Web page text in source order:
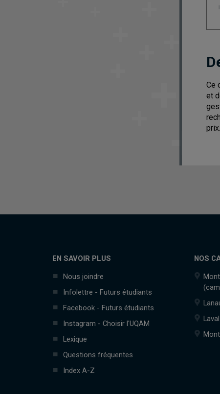
Ce
et
EN SAVOIR PLUS
Nous joindre
Infolettre - Futurs étudiants
Facebook - Futurs étudiants
Instagram - Choisir l'UQAM
Lexique
Questions fréquentes
Index A-Z
NOS
Laval